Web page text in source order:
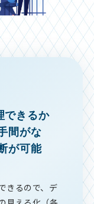
できるか
間がな
が可能
きるので、デ